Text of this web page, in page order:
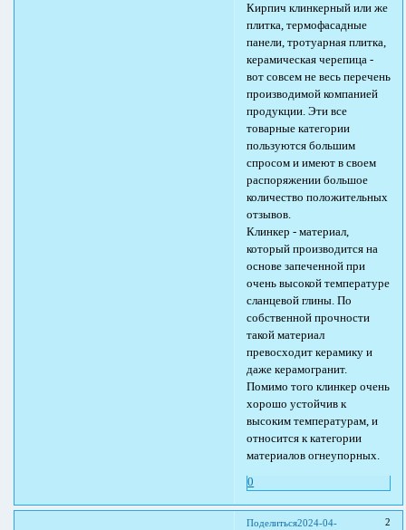
Кирпич клинкерный или же
плитка, термофасадные
панели, тротуарная плитка,
керамическая черепица -
вот совсем не весь перечень
производимой компанией
продукции. Эти все
товарные категории
пользуются большим
спросом и имеют в своем
распоряжении большое
количество положительных
отзывов.
Клинкер - материал,
который производится на
основе запеченной при
очень высокой температуре
сланцевой глины. По
собственной прочности
такой материал
превосходит керамику и
даже керамогранит.
Помимо того клинкер очень
хорошо устойчив к
высоким температурам, и
относится к категории
материалов огнеупорных.
0
Поделиться 2
2024-04-